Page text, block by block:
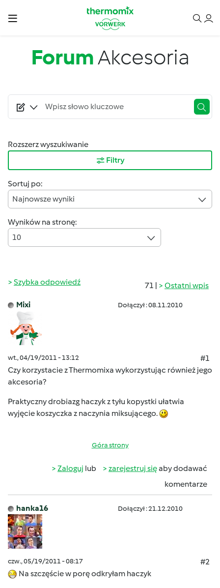
ForumAkcesoria
Rozszerz wyszukiwanie
Filtry
Sortuj po:
Najnowsze wyniki
Wyników na stronę:
10
71 | Ostatni wpis
Szybka odpowiedź
Mixi Dołączył : 08.11.2010
wt., 04/19/2011 - 13:12
#1
Czy korzystacie z Thermomixa wykorzystując również jego
akcesoria?
Praktyczny drobiazg haczyk z tyłu kopystki ułatwia
wyjęcie koszyczka z naczynia miksującego.
Góra strony
Zaloguj lub zarejestruj sięaby dodawać
komentarze
hanka16 Dołączył : 21.12.2010
czw., 05/19/2011 - 08:17
#2
Na szczęście w porę odkryłam haczyk